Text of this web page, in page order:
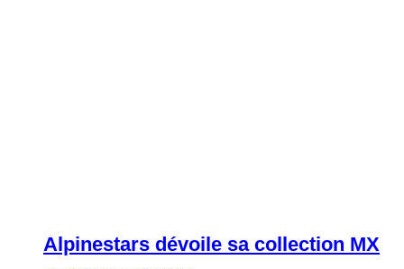
Alpinestars dévoile sa collection MX